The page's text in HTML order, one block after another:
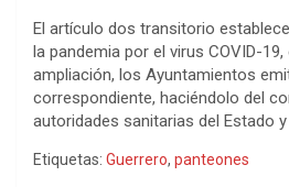
El artículo dos transitorio
la pandemia por el virus COVID-
ampliación, los Ayuntamientos
correspondiente, haciéndolo del
autoridades sanitarias del Estado
Etiquetas: Guerrero, panteones